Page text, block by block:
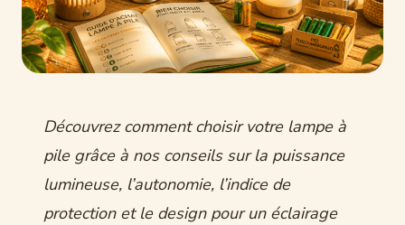
Découvrez comment choisir votre lampe à
pile grâce à nos conseils sur la puissance
lumineuse, l’autonomie, l’indice de
protection et le design pour un éclairage